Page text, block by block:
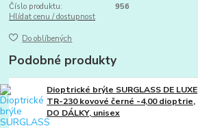
Číslo produktu:
956
Hlídat cenu / dostupnost
Do oblíbených
Podobné produkty
Dioptrické brýle SURGLASS DE LUXE
TR-230 kovové černé -4,00 dioptrie,
DO DÁLKY, unisex